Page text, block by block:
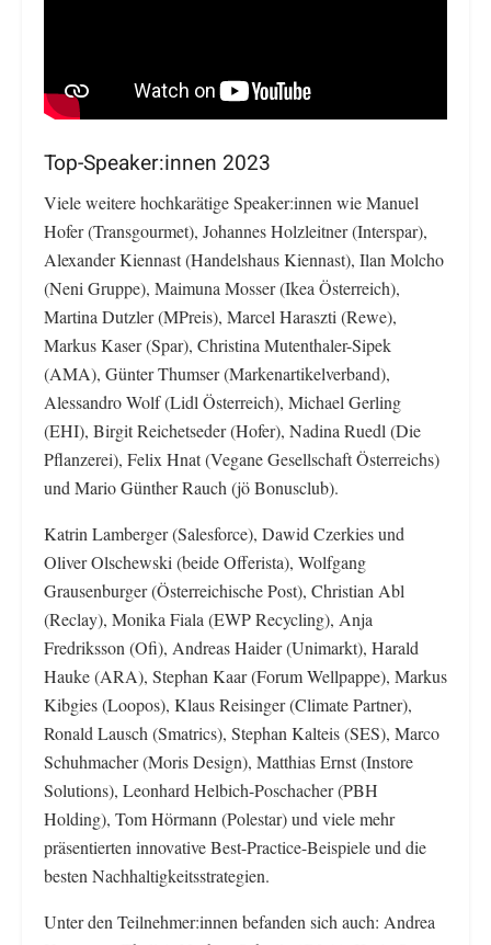
Top-Speaker:innen 2023
Viele weitere hochkarätige Speaker:innen wie Manuel
Hofer (Transgourmet), Johannes Holzleitner (Interspar),
Alexander Kiennast (Handelshaus Kiennast), Ilan Molcho
(Neni Gruppe), Maimuna Mosser (Ikea Österreich),
Martina Dutzler (MPreis), Marcel Haraszti (Rewe),
Markus Kaser (Spar), Christina Mutenthaler-Sipek
(AMA), Günter Thumser (Markenartikelverband),
Alessandro Wolf (Lidl Österreich), Michael Gerling
(EHI), Birgit Reichetseder (Hofer), Nadina Ruedl (Die
Pflanzerei), Felix Hnat (Vegane Gesellschaft Österreichs)
und Mario Günther Rauch (jö Bonusclub).
Katrin Lamberger (Salesforce), Dawid Czerkies und
Oliver Olschewski (beide Offerista), Wolfgang
Grausenburger (Österreichische Post), Christian Abl
(Reclay), Monika Fiala (EWP Recycling), Anja
Fredriksson (Ofi), Andreas Haider (Unimarkt), Harald
Hauke (ARA), Stephan Kaar (Forum Wellpappe), Markus
Kibgies (Loopos), Klaus Reisinger (Climate Partner),
Ronald Lausch (Smatrics), Stephan Kalteis (SES), Marco
Schuhmacher (Moris Design), Matthias Ernst (Instore
Solutions), Leonhard Helbich-Poschacher (PBH
Holding), Tom Hörmann (Polestar) und viele mehr
präsentierten innovative Best-Practice-Beispiele und die
besten Nachhaltigkeitsstrategien.
Unter den Teilnehmer:innen befanden sich auch: Andrea